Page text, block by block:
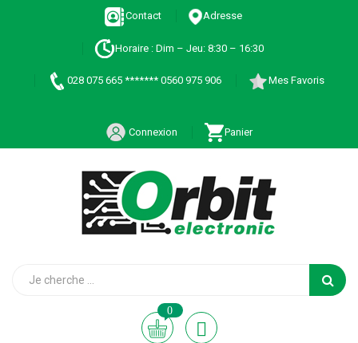
Contact Adresse
Horaire : Dim – Jeu: 8:30 – 16:30
028 075 665 ******* 0560 975 906 Mes Favoris
Connexion Panier
0